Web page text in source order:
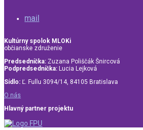
mail
Kultúrny spolok MLOKi
občianske združenie
Predsedníčka: Zuzana Poliščák Šnircová
Podpredsedníčka: Lucia Lejková
Sídlo: Ľ. Fullu 3094/14, 84105 Bratislava
O nás
Hlavný partner projektu